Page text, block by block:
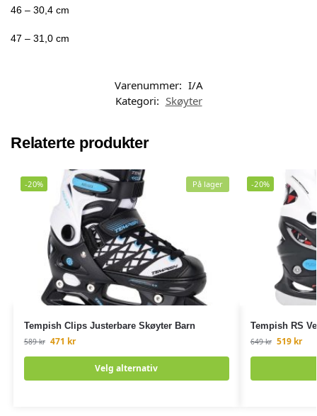
46 – 30,4 cm
47 – 31,0 cm
Varenummer: I/A
Kategori: Skøyter
Relaterte produkter
-20%
Tempish Clips Justerbare Skøyter Barn
589kr 471 kr
Velg alternativ
På lager -20%
Tempish RS
649kr 519 kr